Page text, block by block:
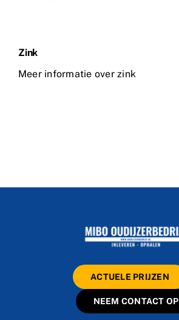
Zink
Meer informatie over zink
ACTUELE PRIJZEN
NEEM CONTACT OP